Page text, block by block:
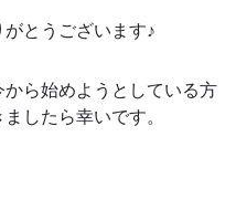
とうございます♪
ら始めようとしている方
したら幸いです。